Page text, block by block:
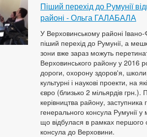
Піший перехід до Румунії
районі - Ольга ГАЛАБАЛА
У Верховинському районі Івано-
піший перехід до Румунії, а
зони вже зараз можуть
Верховинського району у 2016
дороги, охорону здоров'я,
культурні і наукові проекти, на
євро (близько 2 мільярдів грн.).
керівництва району,
генерального консула
що відбулася в рамках першого
консула до Верховини.